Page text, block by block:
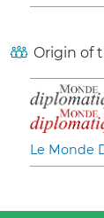
Origin of
Le Monde